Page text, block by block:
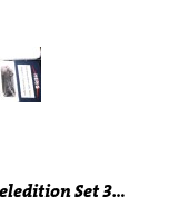
Set 3...